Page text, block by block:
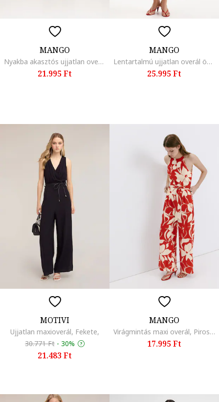
MANGO
Nyakba akasztós ujjatlan overál, Fekete
21.995 Ft
MANGO
Lentartalmú ujjatlan overál övvel a derekán, Piros
25.995 Ft
MOTIVI
Ujjatlan maxioverál, Fekete,
30.771 Ft - 30%
21.483 Ft
MANGO
Virágmintás maxi overál, Piros/Törtfehér
17.995 Ft